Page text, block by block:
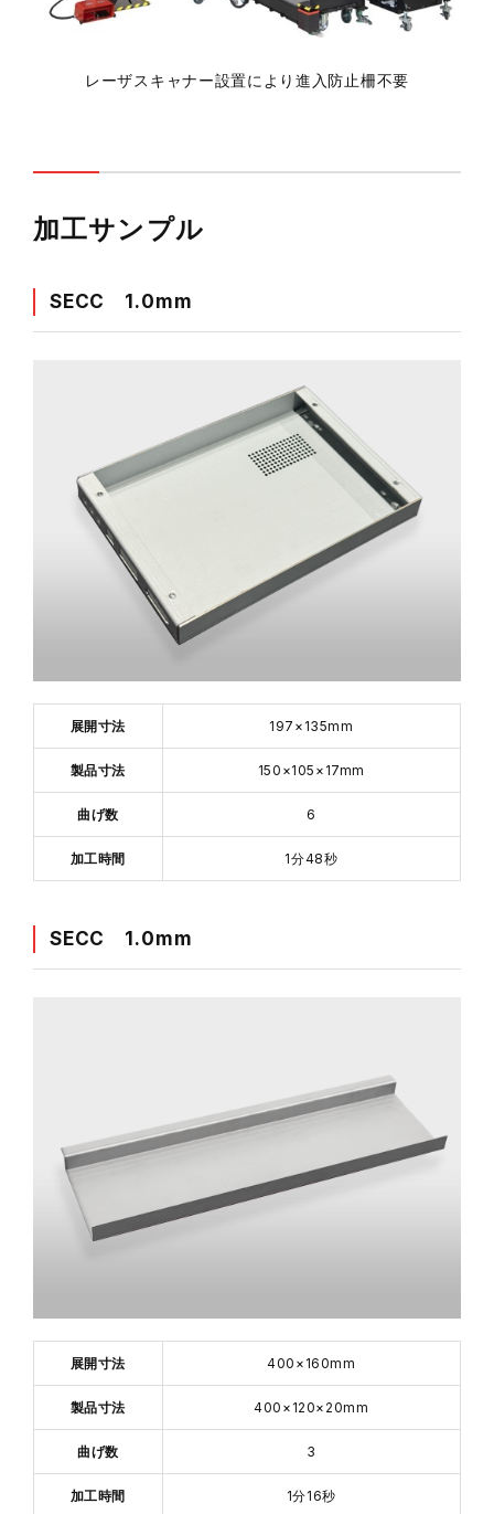
レーザスキャナー設置により進入防止柵不要
加工サンプル
SECC 1.0mm
展開寸法 197×135mm
製品寸法 150×105×17mm
曲げ数 6
加工時間 1分48秒
SECC 1.0mm
展開寸法 400×160mm
製品寸法 400×120×20mm
曲げ数 3
加工時間 1分16秒